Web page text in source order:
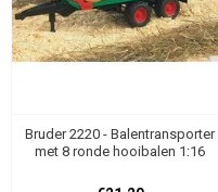
Bruder 2220 - Balentransporter
met 8 ronde hooibalen 1:16